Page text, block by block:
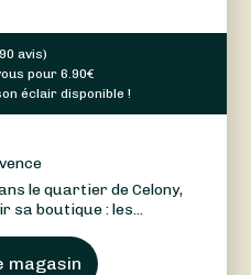
90 avis)
pour6.90€
éclair disponible !
le quartier de Celony,
sa boutique : les...
magasin